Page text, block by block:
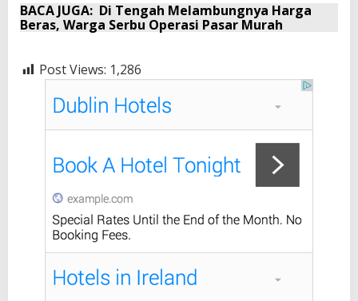
BACA JUGA: Di Tengah Melambungnya Harga
Beras, Warga Serbu Operasi Pasar Murah
Post Views: 1,286